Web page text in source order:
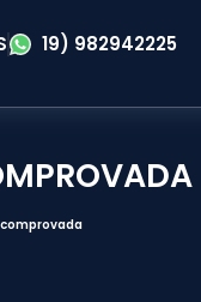
19) 982942225